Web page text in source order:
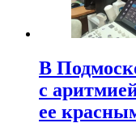
В
с
ее